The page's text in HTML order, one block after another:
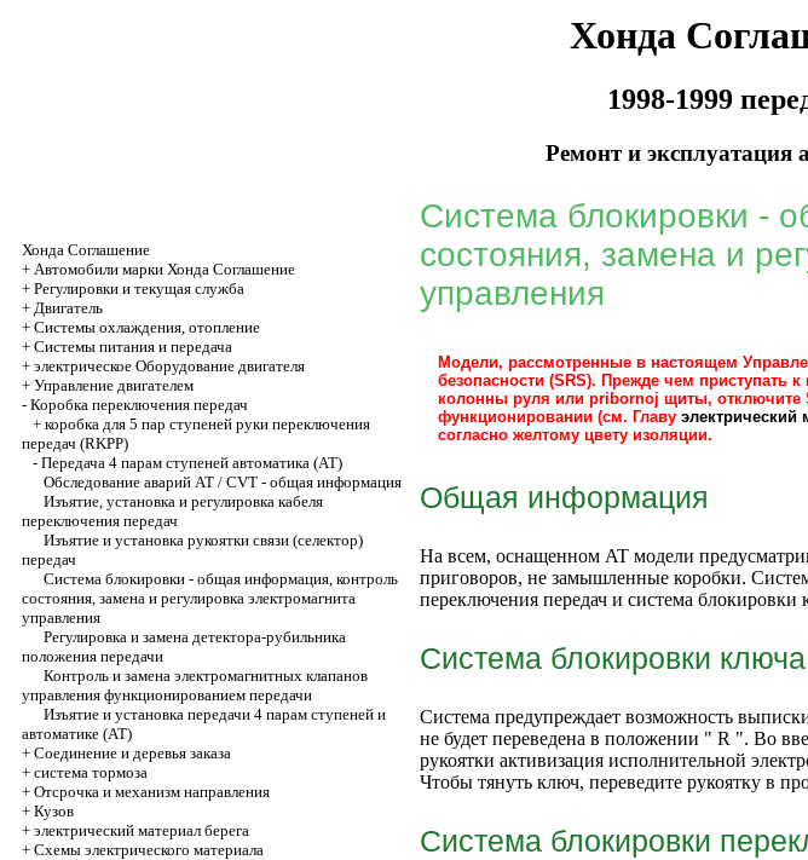
Хонда
1998-1999
Ремонт и эксплуатация
Хонда Соглашение
+ Автомобили марки Хонда Соглашение
+ Регулировки и текущая служба
+ Двигатель
+ Системы охлаждения, отопление
+ Системы питания и передача
+ электрическое Оборудование двигателя
+ Управление двигателем
- Коробка переключения передач
+ коробка для 5 пар ступеней руки переключения
передач (RKPP)
- Передача 4 парам ступеней автоматика (AT)
Обследование аварий АТ / CVT - общая информация
Изъятие, установка и регулировка кабеля
переключения передач
Изъятие и установка рукоятки связи (селектор)
передач
Система блокировки - общая информация, контроль
состояния, замена и регулировка электромагнита
управления
Регулировка и замена детектора-рубильника
положения передачи
Контроль и замена электромагнитных клапанов
управления функционированием передачи
Изъятие и установка передачи 4 парам ступеней и
автоматике (AT)
+ Соединение и деревья заказа
+ система тормоза
+ Отсрочка и механизм направления
+ Кузов
+ электрический материал берега
+ Схемы электрического материала
Система блокировки -
состояния, замена и
управления
Модели, рассмотренные в настоящем
безопасности (SRS). Прежде чем приступать
колонны руля или pribornoj щиты, отключите
функционировании (см. Главу электрический
согласно желтому цвету изоляции.
Общая информация
На всем, оснащенном AT модели
приговоров, не замышленные коробки.
переключения передач и система блокировки
Система блокировки ключа
Система предупреждает возможность
не будет переведена в положении " R ". Во
рукоятки активизация исполнительной
Чтобы тянуть ключ, переведите рукоятку в
Система блокировки